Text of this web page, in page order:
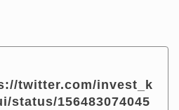
twitter.com/invest_k
status/156483074045